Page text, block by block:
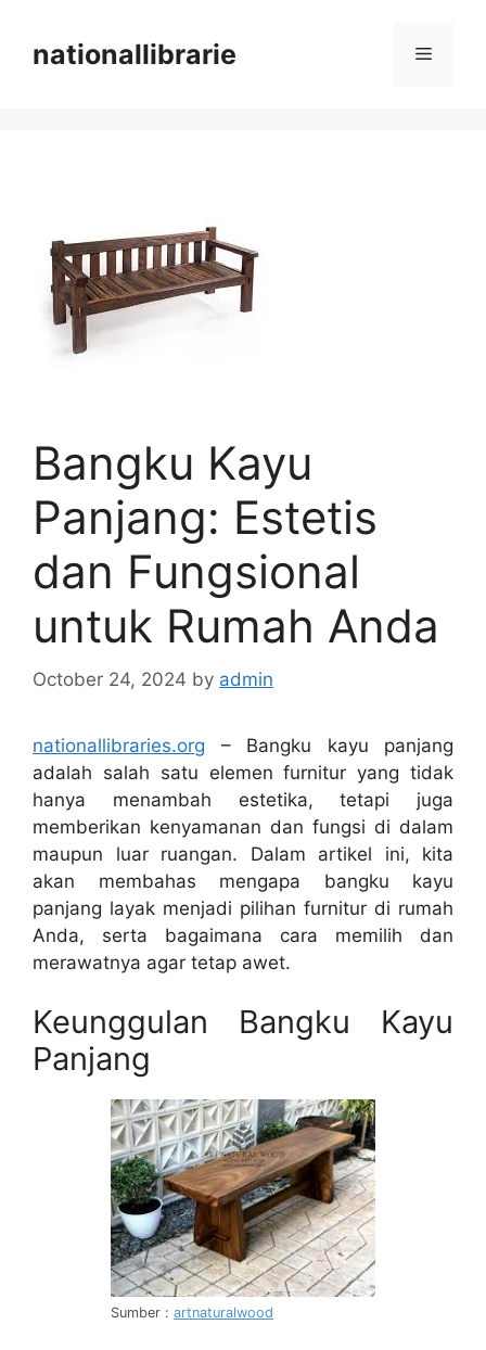
contentnationallibrarie Menu
Bangku Kayu
Panjang: Estetis
dan Fungsional
untuk Rumah Anda
October 24, 2024 by admin
nationallibraries.org – Bangku kayu panjang
adalah salah satu elemen furnitur yang tidak
hanya menambah estetika, tetapi juga
memberikan kenyamanan dan fungsi di dalam
maupun luar ruangan. Dalam artikel ini, kita
akan membahas mengapa bangku kayu
panjang layak menjadi pilihan furnitur di rumah
Anda, serta bagaimana cara memilih dan
merawatnya agar tetap awet.
Keunggulan Bangku Kayu
Panjang
Sumber : artnaturalwood